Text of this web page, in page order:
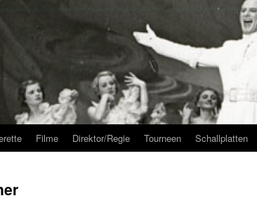
Filme Direktor/Regie Tourneen Schallplatten